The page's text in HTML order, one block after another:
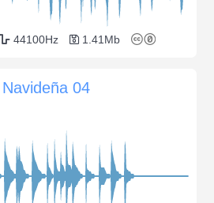
44100Hz 1.41Mb
04